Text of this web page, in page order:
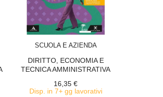
SCUOLA E AZIENDA
DIRITTO, ECONOMIA E
TECNICA AMMINISTRATIVA
16,35 €
Disp. in 7+ gg lavorativi